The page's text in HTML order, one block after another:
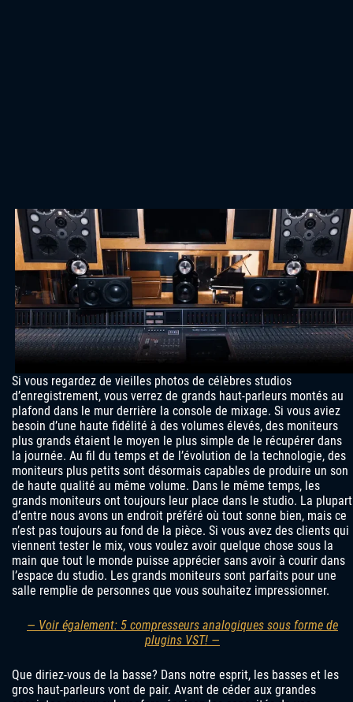
Si vous regardez de vieilles photos de célèbres studios
d’enregistrement, vous verrez de grands haut-parleurs montés au
plafond dans le mur derrière la console de mixage. Si vous aviez
besoin d’une haute fidélité à des volumes élevés, des moniteurs
plus grands étaient le moyen le plus simple de le récupérer dans
la journée. Au fil du temps et de l’évolution de la technologie, des
moniteurs plus petits sont désormais capables de produire un son
de haute qualité au même volume. Dans le même temps, les
grands moniteurs ont toujours leur place dans le studio. La plupart
d’entre nous avons un endroit préféré où tout sonne bien, mais ce
n’est pas toujours au fond de la pièce. Si vous avez des clients qui
viennent tester le mix, vous voulez avoir quelque chose sous la
main que tout le monde puisse apprécier sans avoir à courir dans
l’espace du studio. Les grands moniteurs sont parfaits pour une
salle remplie de personnes que vous souhaitez impressionner.
— Voir également: 5 compresseurs analogiques sous forme de
plugins VST! —
Que diriez-vous de la basse? Dans notre esprit, les basses et les
gros haut-parleurs vont de pair. Avant de céder aux grandes